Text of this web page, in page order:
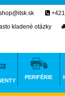
kladené otázky
PERIFÉRIE